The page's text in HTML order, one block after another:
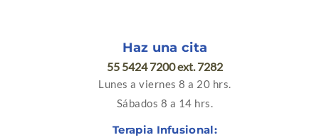
Haz una cita
55 5424 7200 ext. 7282
Lunes a viernes 8 a 20 hrs.
Sábados 8 a 14 hrs.
Terapia Infusional: